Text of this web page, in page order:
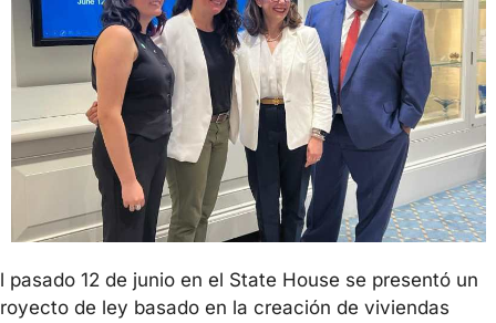
pasado 12 de junio en el State House se presentó un
de ley basado en la creación de viviendas